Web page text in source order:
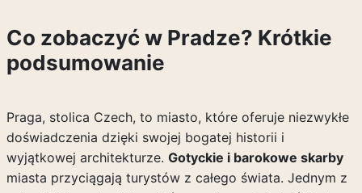
Co zobaczyć w Pradze? Krótkie
podsumowanie
Praga, stolica Czech, to miasto, które oferuje niezwykłe
doświadczenia dzięki swojej bogatej historii i
wyjątkowej architekturze. Gotyckie i barokowe skarby
miasta przyciągają turystów z całego świata. Jednym z